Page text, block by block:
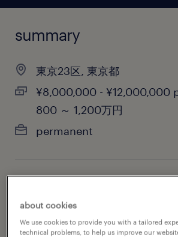
summary
東京23区, 東京都
¥8,000,000 - ¥12,000,000
800 ～ 1,200万円
permanent
information technology
about cookies
We use cookies to provide you with a tailored
technical problems, to help us improve our